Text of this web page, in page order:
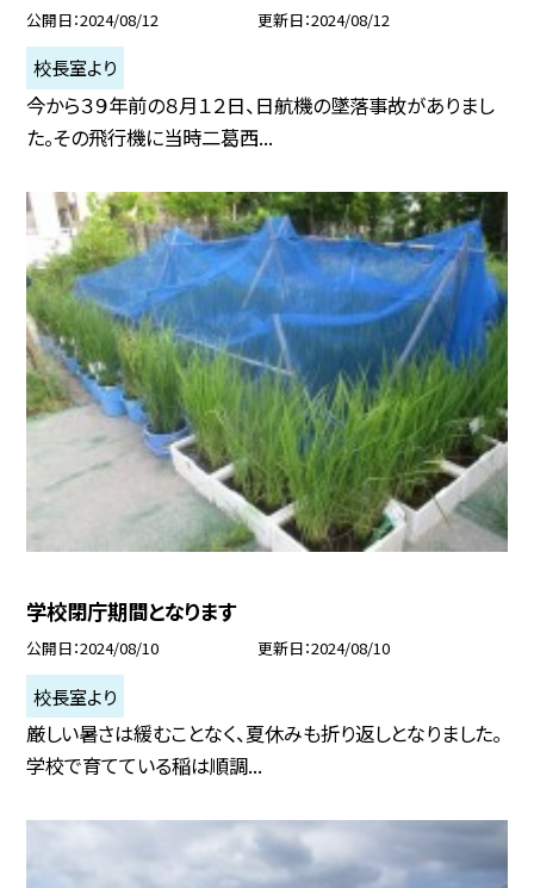
公開日 2024/08/12 更新日 2024/08/12
校長室より
今から３９年前の８月１２日、日航機の墜落事故がありまし
た。その飛行機に当時二葛西...
学校閉庁期間となります
公開日 2024/08/10 更新日 2024/08/10
校長室より
厳しい暑さは緩むことなく、夏休みも折り返しとなりました。
学校で育てている稲は順調...